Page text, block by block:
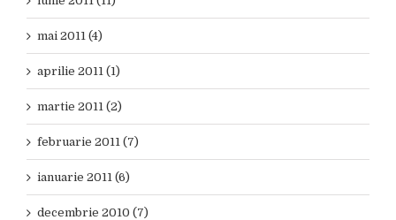
mai 2011 (4)
aprilie 2011 (1)
martie 2011 (2)
februarie 2011 (7)
ianuarie 2011 (6)
decembrie 2010 (7)